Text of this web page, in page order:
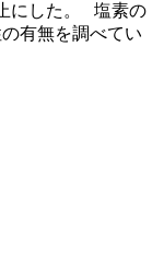
にした。 塩素の
有無を調べてい